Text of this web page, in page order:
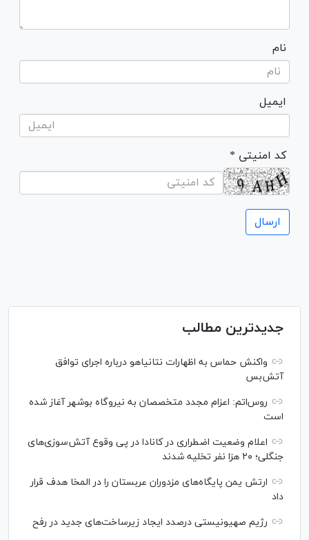
نام
ایمیل
* کد امنیتی
جدیدترین مطالب
واکنش حماس به اظهارات نتانیاهو درباره اجرای توافق
آتش‌بس
روس‌اتم: اعزام مجدد متخصصان به نیروگاه بوشهر آغاز شده
است
اعلام وضعیت اضطراری در کانادا در پی وقوع آتش‌سوزی‌های
جنگلی؛ ۲۰ هزا نفر تخلیه شدند
ارتش یمن پایگاه‌های مزدوران عربستان را در المخا هدف قرار
داد
رژیم صهیونیستی درصدد ایجاد زیرساخت‌های جدید در رفح